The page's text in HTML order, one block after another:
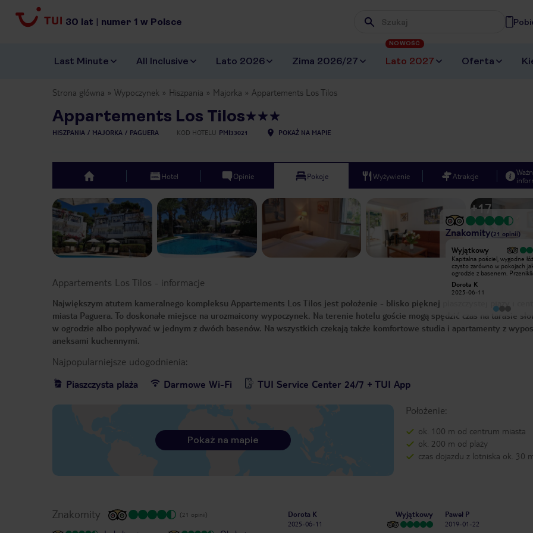
30 lat | numer 1 w Polsce Wpisz frazę, której szukasz
Last Minute All Inclusive Lato 2026 Zima 2026/27 Lato 2027
NOWOŚĆ
Oferta
Strona główna Wypoczynek Hiszpania Majorka Appartements Los Tilos
Appartements Los Tilos
HISZPANIA MAJORKA PAGUERA KOD HOTELU PMI33021 POKAŻ NA MAPIE
top Hotel Opinie Pokoje Wyżywienie Atrakcje
Previous slide +17
Znakomity(21 opinii)
Wyjątkowy
Lokalizacja dobra, ale ostatni kawałek
W apartamentach czysto, klima
wydajna, wyposażenie bardzo dobre.
W recepcji można kupić wodę w 5l
butelkach - bardzo się przydaje.
Drobny minus za brak opróżniania
Wyjątkowy
Kapitalna pościel, wygodne
czysto zarówno w pokojach
ogrodzie z basenem.
.Przystanek autobusowy pod
i można zwiedzac Palmę czy
widokową wycieczkę w stronę
Banyalbufar. Auto nie było
jedzenie w barach i robienie
Dorota K
2025-06-11
Appartements Los Tilos - informacje
Największym atutem kameralnego kompleksu Appartements Los Tilos jest położenie - blisko pięknej piaszczystej plaży i
miasta Paguera. To doskonałe miejsce na urozmaicony wypoczynek. Na terenie hotelu goście mogą spędzić czas na tarasie
w ogrodzie albo popływać w jednym z dwóch basenów. Na wszystkich czekają także komfortowe studia i apartamenty z
aneksami kuchennymi.
Najpopularniejsze udogodnienia:
Piaszczysta plaża
Darmowe Wi-Fi TUI Service Center 24/7 + TUI App
Położenie:
ok. 100 m od centrum miasta
ok. 200 m od plaży
czas dojazdu z lotniska ok. 30
Pokaż na mapie
Znakomity (21 opinii)
Dorota K
2025-06-11
Wyjątkowy
Paweł P
2019-01-22